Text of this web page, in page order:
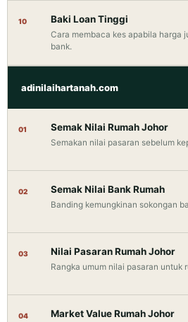
10 Baki Loan Tinggi
Cara membaca kes apabila harga
bank.
adinilaihartanah.com
01 Semak Nilai Rumah Johor
Semakan nilai pasaran sebelum
02 Semak Nilai Bank Rumah
Banding kemungkinan sokongan
03 Nilai Pasaran Rumah Johor
Rangka umum nilai pasaran untuk
04 Market Value Rumah Johor